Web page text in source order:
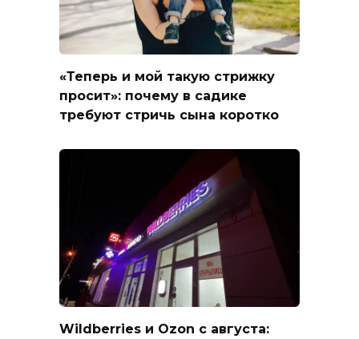
«Теперь и мой такую стрижку
просит»: почему в садике
требуют стричь сына коротко
Wildberries и Ozon с августа: